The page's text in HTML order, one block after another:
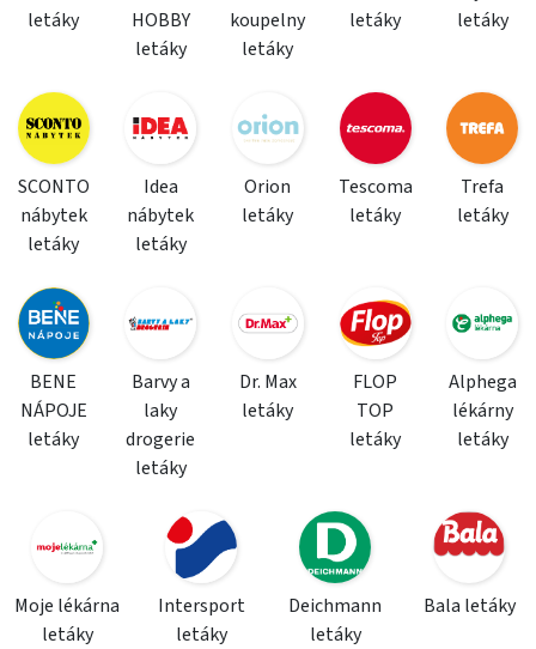
letáky
HOBBY
letáky
koupelny
letáky
letáky
letáky
SCONTO
nábytek
letáky
Idea
nábytek
letáky
Orion
letáky
Tescoma
letáky
Trefa
letáky
BENE
NÁPOJE
letáky
Barvy a
laky
drogerie
letáky
Dr. Max
letáky
FLOP
TOP
letáky
Alphega
lékárny
letáky
Moje lékárna
letáky
Intersport
letáky
Deichmann
letáky
Bala letáky